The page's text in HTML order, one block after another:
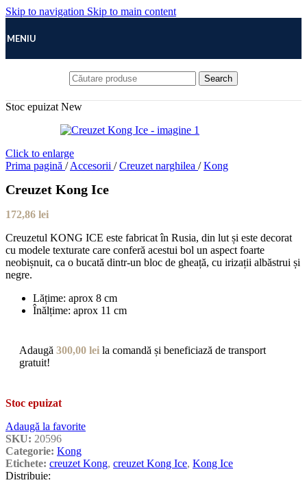
Skip to navigation Skip to main content
MENIU
Search
Stoc epuizat New
Click to enlarge
Prima pagină / Accesorii / Creuzet narghilea / Kong
Creuzet Kong Ice
172,86 lei
Creuzetul KONG ICE este fabricat în Rusia, din lut și este decorat
cu modele texturate care conferă acestui bol un aspect foarte
neobișnuit, ca o bucată dintr-un bloc de gheață, cu irizații albăstrui și
negre.
Lățime: aprox 8 cm
Înălțime: aprox 11 cm
Adaugă 300,00 lei la comandă și beneficiază de transport
gratuit!
Stoc epuizat
Adaugă la favorite
SKU: 20596
Categorie: Kong
Etichete: creuzet Kong, creuzet Kong Ice, Kong Ice
Distribuie: